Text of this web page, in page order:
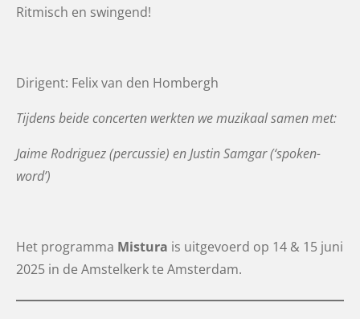
Ritmisch en swingend!
Dirigent: Felix van den Hombergh
Tijdens beide concerten werkten we muzikaal samen met:
Jaime Rodriguez (percussie) en Justin Samgar (‘spoken-
word’)
Het programma Mistura is uitgevoerd op 14 & 15 juni
2025 in de Amstelkerk te Amsterdam.